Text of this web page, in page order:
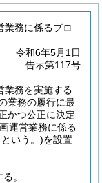
業務に係るプロ
令和6年5月1日
告示第117号
業務を実施する
業務の履行に最
かつ公正に決定
運営業務に係る
いう。)を設置
。